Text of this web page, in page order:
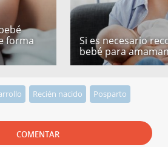
forma
Si es necesario
bebé para
Recién nacido Posparto
COMENTAR